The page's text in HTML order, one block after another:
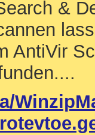
&
AntiVir